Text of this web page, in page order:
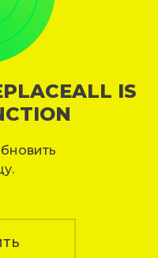
IS